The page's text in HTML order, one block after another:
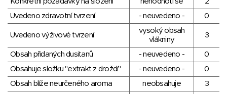
Uvedeno zdravotní tvrzení
- neuvedeno - 0
Uvedeno výživové tvrzení
vysoký obsah
vlákniny
3
Obsah přidaných dusitanů - neuvedeno -
0
Obsahuje složku "extrakt z droždí"
- neuvedeno -
0
Obsah blíže neurčeného aroma
neobsahuje
3